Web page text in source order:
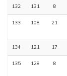
132 131 8
133 108 21
134 121 17
135 128 8